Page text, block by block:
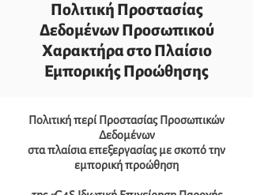
Πολιτική Προστασίας
Δεδομένων Προσωπικού
Χαρακτήρα στο Πλαίσιο
Εμπορικής Προώθησης
Πολιτική περί Προστασίας Προσωπικών
Δεδομένων
στα πλαίσια επεξεργασίας με σκοπό την
εμπορική προώθηση